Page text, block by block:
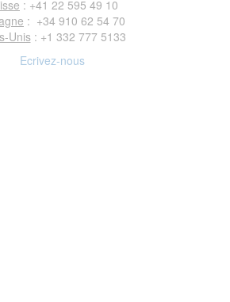
: +41 22 595 49 10
: +34 910 62 54 70
Unis: +1 332 777 5133
Ecrivez-nous